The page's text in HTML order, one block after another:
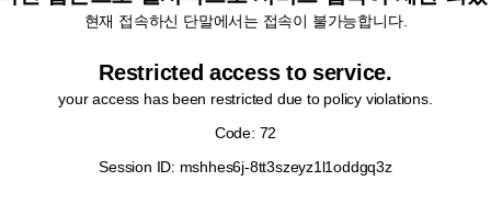
현재 접속하신 단말에서는 접속이 불가능합니다.
Restricted access to service.
your access has been restricted due to policy violations.
Code: 72
Session ID: mshhes6j-8tt3szeyz1l1oddgq3z